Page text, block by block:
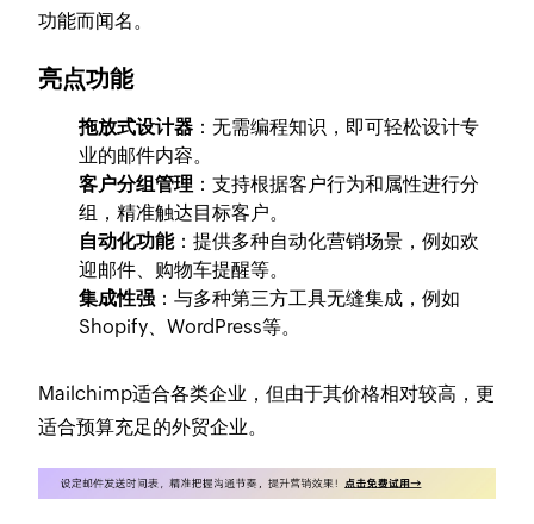
功能而闻名。
亮点功能
拖放式设计器 ：无需编程知识，即可轻松设计专
业的邮件内容。
客户分组管理 ：支持根据客户行为和属性进行分
组，精准触达目标客户。
自动化功能：提供多种自动化营销场景，例如欢
迎邮件、购物车提醒等。
集成性强 ：与多种第三方工具无缝集成，例如
Shopify、WordPress等。
Mailchimp适合各类企业，但由于其价格相对较高，更
适合预算充足的外贸企业。